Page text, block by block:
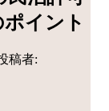
イント
稿者: